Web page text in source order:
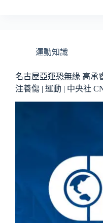
運動知識
名古屋亞運恐無緣 高承
注養傷 | 運動 | 中央社